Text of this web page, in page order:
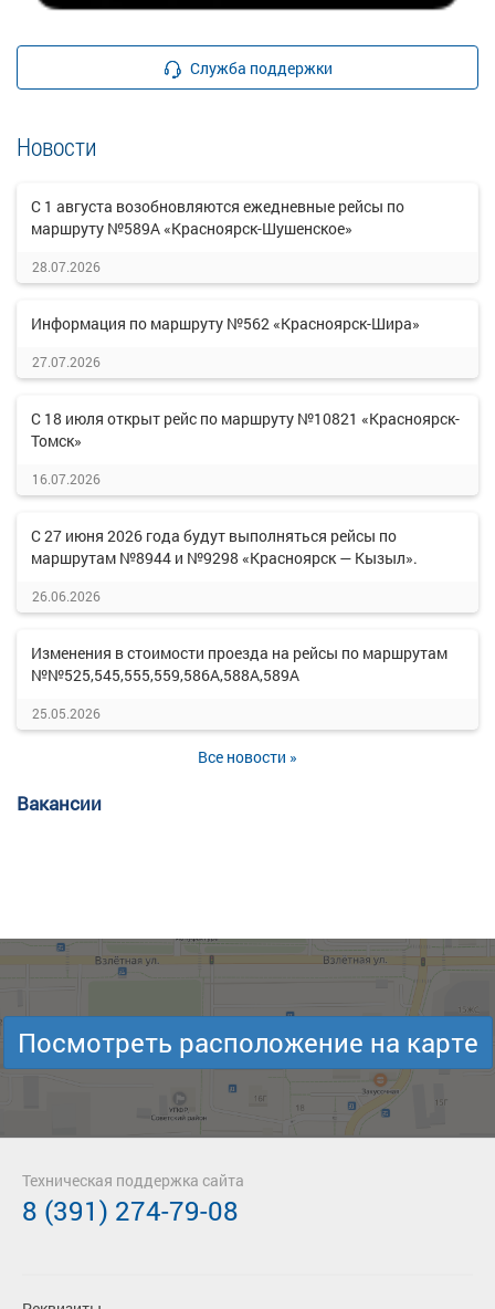
Служба поддержки
Новости
С 1 августа возобновляются ежедневные рейсы по
маршруту №589А «Красноярск-Шушенское»
28.07.2026
Информация по маршруту №562 «Красноярск-Шира»
27.07.2026
С 18 июля открыт рейс по маршруту №10821 «Красноярск-
Томск»
16.07.2026
С 27 июня 2026 года будут выполняться рейсы по
маршрутам №8944 и №9298 «Красноярск — Кызыл».
26.06.2026
Изменения в стоимости проезда на рейсы по маршрутам
№№525,545,555,559,586А,588А,589А
25.05.2026
Все новости »
Вакансии
Посмотреть расположение на карте
Техническая поддержка сайта
8 (391) 274-79-08